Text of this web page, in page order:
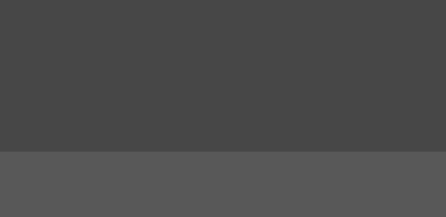
verliebt, inspirierend, erhaben, erdig,